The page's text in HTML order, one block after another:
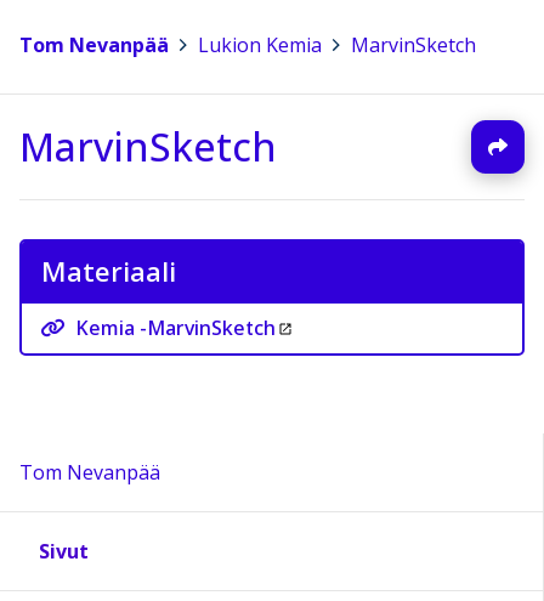
Tom Nevanpää Lukion Kemia MarvinSketch
MarvinSketch
Materiaali
Kemia -MarvinSketch
Tom Nevanpää
Sivut